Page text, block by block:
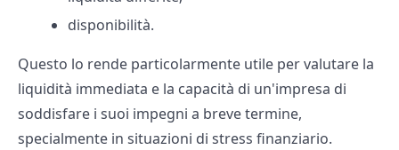
disponibilità.
Questo lo rende particolarmente utile per valutare la
liquidità immediata e la capacità di un'impresa di
soddisfare i suoi impegni a breve termine,
specialmente in situazioni di stress finanziario.